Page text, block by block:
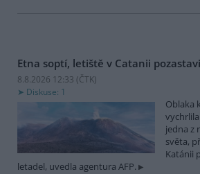
Etna soptí, letiště v Catanii
8.8.2026 12:33 (ČTK)
Diskuse: 1
Oblaka
jedna z
světa,
Katánii
letadel, uvedla agentura AFP.